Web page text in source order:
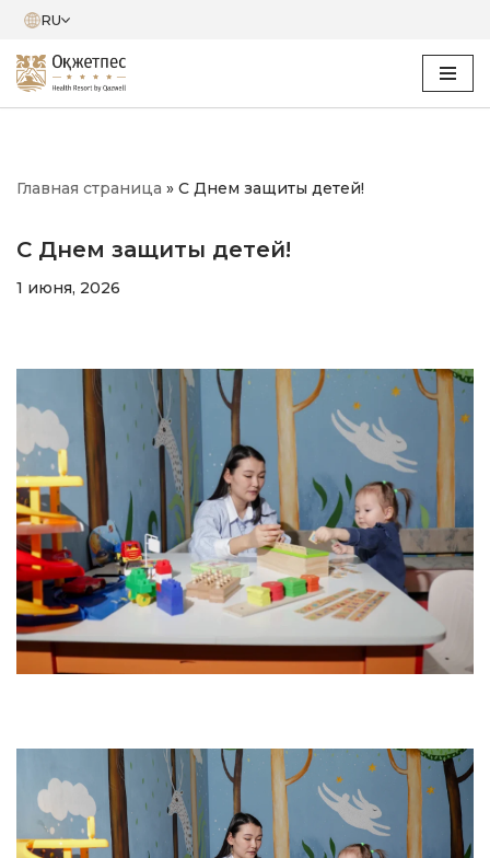
Перейти
к
RU
Главная страница » С Днем защиты детей!
С Днем защиты детей!
1 июня, 2026